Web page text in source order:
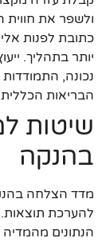
ולשפר את
כתובת לפנות
יותר בתהליך.
נכונה,
הבריאות
שיטות
בהנקה
מדד הצלחה
להערכת תוצאות.
הנתונים מהמדיה